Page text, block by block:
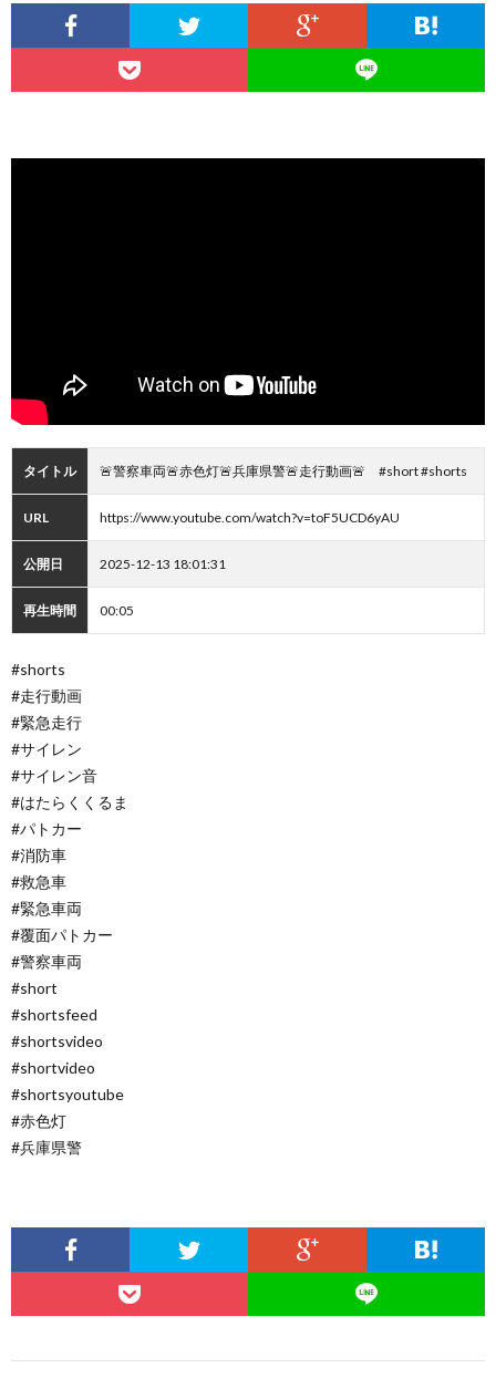
タイトル 🚨警察車両🚨赤色灯🚨兵庫県警🚨走行動画🚨 #short #shorts
URL https://www.youtube.com/watch?v=toF5UCD6yAU
公開日 2025-12-13 18:01:31
再生時間 00:05
#shorts
#走行動画
#緊急走行
#サイレン
#サイレン音
#はたらくくるま
#パトカー
#消防車
#救急車
#緊急車両
#覆面パトカー
#警察車両
#short
#shortsfeed
#shortsvideo
#shortvideo
#shortsyoutube
#赤色灯
#兵庫県警